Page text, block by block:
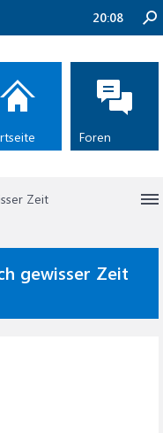
Zeit
gewisser Zeit
20:08
Foren